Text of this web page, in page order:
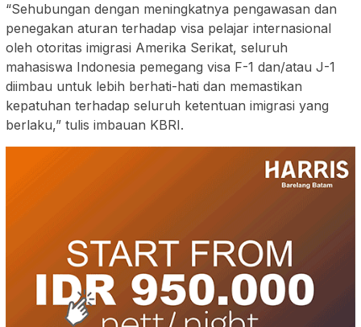
“Sehubungan dengan meningkatnya pengawasan dan
penegakan aturan terhadap visa pelajar internasional
oleh otoritas imigrasi Amerika Serikat, seluruh
mahasiswa Indonesia pemegang visa F-1 dan/atau J-1
diimbau untuk lebih berhati-hati dan memastikan
kepatuhan terhadap seluruh ketentuan imigrasi yang
berlaku,” tulis imbauan KBRI.